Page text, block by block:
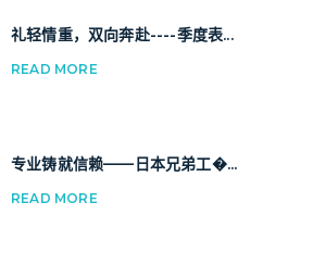
礼轻情重，双向奔赴----季度表...
READ MORE
专业铸就信赖——日本兄弟工�...
READ MORE